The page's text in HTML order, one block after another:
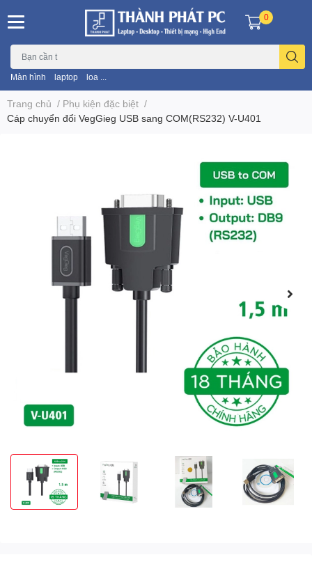
Màn hình laptop loa ...
0
Trang chủ / Phụ kiện đặc biệt /
Cáp chuyển đổi VegGieg USB sang COM(RS232) V-U401